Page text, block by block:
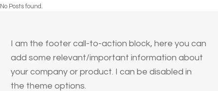
No Posts found.
I am the footer call-to-action block, here you can
add some relevant/important information about
your company or product. I can be disabled in
the theme options.